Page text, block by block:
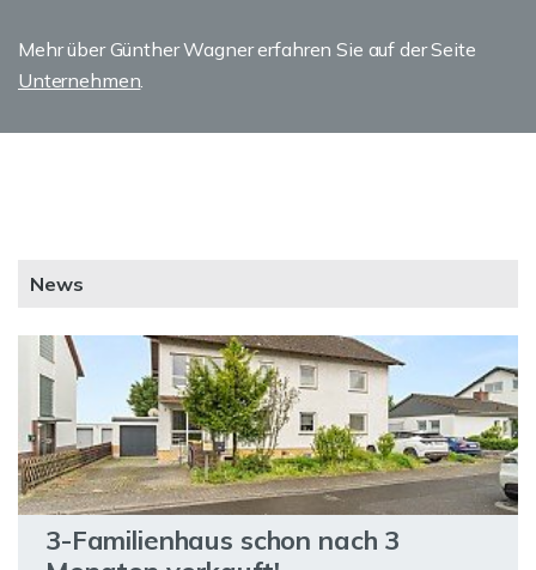
Mehr über Günther Wagner erfahren Sie auf der Seite
Unternehmen.
News
3-Familienhaus schon nach 3